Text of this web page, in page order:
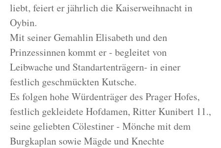
liebt, feiert er jährlich die Kaiserweihnacht in
Oybin.
Mit seiner Gemahlin Elisabeth und den
Prinzessinnen kommt er - begleitet von
Leibwache und Standartenträgern- in einer
festlich geschmückten Kutsche.
Es folgen hohe Würdenträger des Prager Hofes,
festlich gekleidete Hofdamen, Ritter Kunibert 11.,
seine geliebten Cölestiner - Mönche mit dem
Burgkaplan sowie Mägde und Knechte